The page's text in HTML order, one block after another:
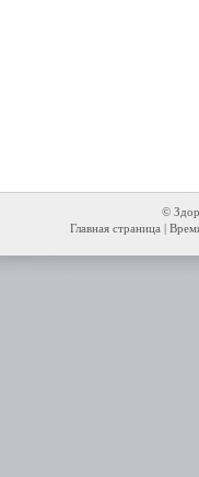
©
Главная страница|